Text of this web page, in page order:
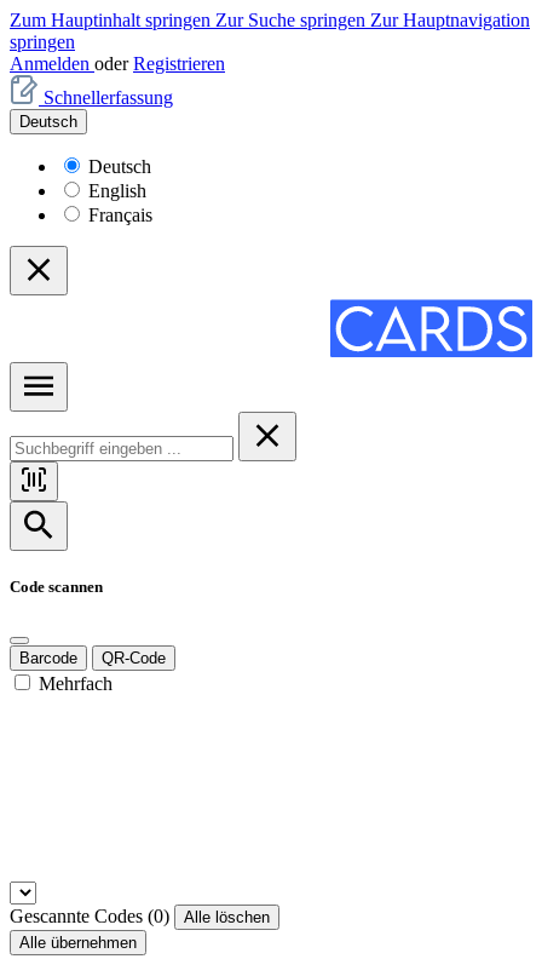
Zum Hauptinhalt springen Zur Suche springen Zur Hauptnavigation
springen
Anmelden oder Registrieren
Schnellerfassung
Deutsch
Deutsch
English
Français
Code scannen
Barcode QR-Code
Mehrfach
Gescannte Codes (0)
Alle löschen
Alle übernehmen